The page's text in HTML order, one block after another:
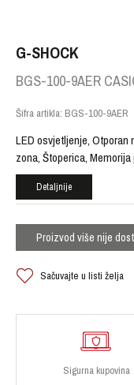
G-SHOCK
BGS-100-9AER
Šifra artikla: BGS-100-9AER
LED osvjetljenje, Otporan
zona, Štoperica,
Detaljnije
Proizvod više nije
Sačuvajte u listi želja
Sigurna kupovina